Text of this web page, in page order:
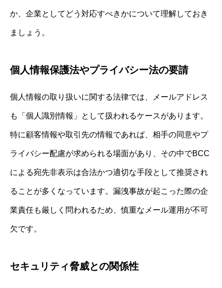
か、企業としてどう対応すべきかについて理解しておき
ましょう。
個人情報保護法やプライバシー法の要請
個人情報の取り扱いに関する法律では、メールアドレス
も「個人識別情報」として扱われるケースがあります。
特に顧客情報や取引先の情報であれば、相手の同意やプ
ライバシー配慮が求められる場面があり、その中でBCC
による宛先非表示は合法かつ適切な手段として推奨され
ることが多くなっています。漏洩事故が起こった際の企
業責任も厳しく問われるため、慎重なメール運用が不可
欠です。
セキュリティ脅威との関係性